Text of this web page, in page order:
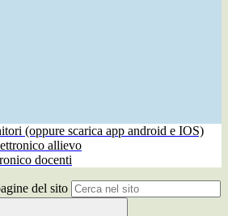
(oppure scarica app android e IOS)
allievo
docenti
del sito